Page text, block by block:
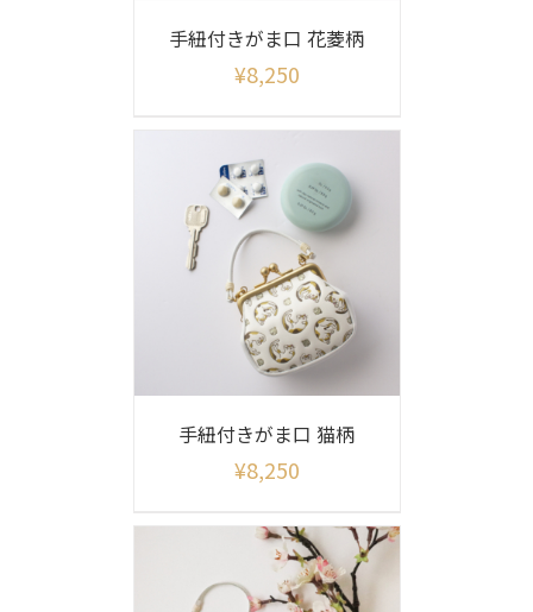
手紐付きがま口 花菱柄
¥8,250
手紐付きがま口 猫柄
¥8,250